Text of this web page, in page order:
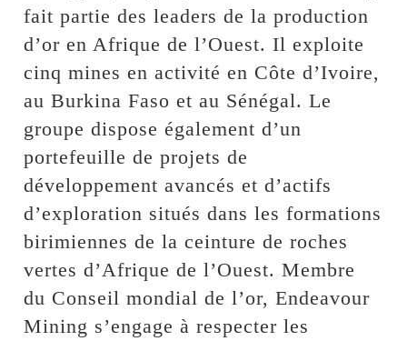
fait partie des leaders de la production
d’or en Afrique de l’Ouest. Il exploite
cinq mines en activité en Côte d’Ivoire,
au Burkina Faso et au Sénégal. Le
groupe dispose également d’un
portefeuille de projets de
développement avancés et d’actifs
d’exploration situés dans les formations
birimiennes de la ceinture de roches
vertes d’Afrique de l’Ouest. Membre
du Conseil mondial de l’or, Endeavour
Mining s’engage à respecter les